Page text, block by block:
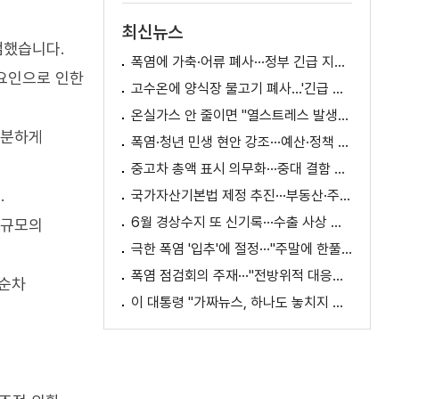
습니다.
인으로 인한
하게
모의
차
최신뉴스
폭염에 가축·어류 폐사···정부 긴급 지원책 마련
고수온에 양식장 물고기 폐사...'긴급 방류' 지원
온실가스 안 줄이면 "열스트레스 발생일 29배 증가"
폭염·청년 민생 현안 강조···예산·정책 방향 제시
중고차 총액 표시 의무화···중대 결함 시 '계약 해제'
국가자산기본법 제정 추진···부동산·주식 등 통합 관리
6월 경상수지 또 신기록···수출 사상 첫 1천억 달러
극한 폭염 '입추'에 절정···"주말에 한풀 꺾인다"
폭염 점검회의 주재···"전방위적 대응체계 가동"
이 대통령 "가짜뉴스, 하나도 놓치지 말고 바로잡아야"